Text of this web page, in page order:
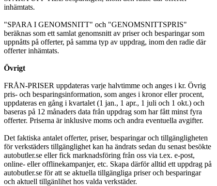
inhämtats.
"SPARA I GENOMSNITT" och "GENOMSNITTSPRIS"
beräknas som ett samlat genomsnitt av priser och besparingar som
uppnåtts på offerter, på samma typ av uppdrag, inom den radie där
offerter inhämtats.
Övrigt
FRÅN-PRISER uppdateras varje halvtimme och anges i kr. Övrig
pris- och besparingsinformation, som anges i kronor eller procent,
uppdateras en gång i kvartalet (1 jan., 1 apr., 1 juli och 1 okt.) och
baseras på 12 månaders data från uppdrag som har fått minst fyra
offerter. Priserna är inklusive moms och andra eventuella avgifter.
Det faktiska antalet offerter, priser, besparingar och tillgängligheten
för verkstäders tillgänglighet kan ha ändrats sedan du senast besökte
autobutler.se eller fick marknadsföring från oss via t.ex. e-post,
online- eller offlinekampanjer, etc. Skapa därför alltid ett uppdrag på
autobutler.se för att se aktuella tillgängliga priser och besparingar
och aktuell tillgänlihet hos valda verkstäder.